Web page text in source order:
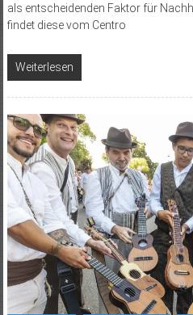
als entscheidenden Faktor für
findet diese vom Centro
Weiterlesen